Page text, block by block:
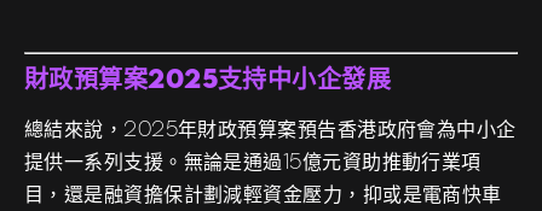
財政預算案2025支持中小企發展
總結來說，2025年財政預算案預告香港政府會為中小企
提供一系列支援。無論是通過15億元資助推動行業項
目，還是融資擔保計劃減輕資金壓力，抑或是電商快車